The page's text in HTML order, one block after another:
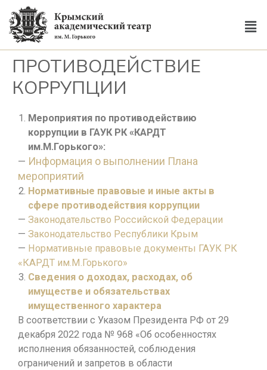
ПРОТИВОДЕЙСТВИЕ
КОРРУПЦИИ
Мероприятия по противодействию
коррупции в ГАУК РК «КАРДТ
им.М.Горького»:
— Информация о выполнении Плана
мероприятий
Нормативные правовые и иные акты в
сфере противодействия коррупции
— Законодательство Российской Федерации
— Законодательство Республики Крым
— Нормативные правовые документы ГАУК РК
«КАРДТ им.М.Горького»
Сведения о доходах, расходах, об
имуществе и обязательствах
имущественного характера
В соответствии с Указом Президента РФ от 29
декабря 2022 года № 968 «Об особенностях
исполнения обязанностей, соблюдения
ограничений и запретов в области